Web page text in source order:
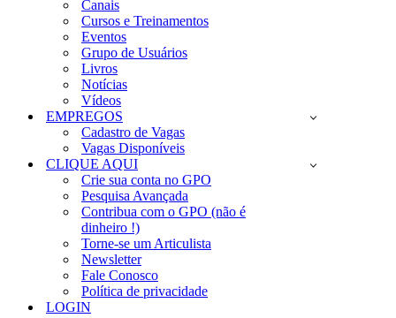
Canais
Cursos e Treinamentos
Eventos
Grupo de Usuários
Livros
Notícias
Vídeos
EMPREGOS
Cadastro de Vagas
Vagas Disponíveis
CLIQUE AQUI
Crie sua conta no GPO
Pesquisa Avançada
Contribua com o GPO (não é
dinheiro !)
Torne-se um Articulista
Newsletter
Fale Conosco
Política de privacidade
LOGIN